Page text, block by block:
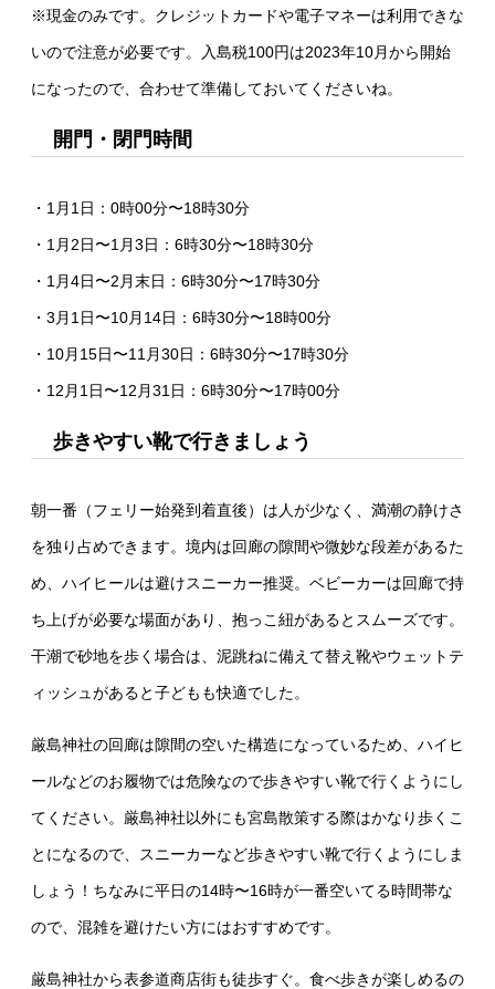
※現金のみです。クレジットカードや電子マネーは利用できな
いので注意が必要です。入島税100円は2023年10月から開始
になったので、合わせて準備しておいてくださいね。
開門・閉門時間
・1月1日：0時00分〜18時30分
・1月2日〜1月3日：6時30分〜18時30分
・1月4日〜2月末日：6時30分〜17時30分
・3月1日〜10月14日：6時30分〜18時00分
・10月15日〜11月30日：6時30分〜17時30分
・12月1日〜12月31日：6時30分〜17時00分
歩きやすい靴で行きましょう
朝一番（フェリー始発到着直後）は人が少なく、満潮の静けさ
を独り占めできます。境内は回廊の隙間や微妙な段差があるた
め、ハイヒールは避けスニーカー推奨。ベビーカーは回廊で持
ち上げが必要な場面があり、抱っこ紐があるとスムーズです。
干潮で砂地を歩く場合は、泥跳ねに備えて替え靴やウェットテ
ィッシュがあると子どもも快適でした。
厳島神社の回廊は隙間の空いた構造になっているため、ハイヒ
ールなどのお履物では危険なので歩きやすい靴で行くようにし
てください。厳島神社以外にも宮島散策する際はかなり歩くこ
とになるので、スニーカーなど歩きやすい靴で行くようにしま
しょう！ちなみに平日の14時〜16時が一番空いてる時間帯な
ので、混雑を避けたい方にはおすすめです。
厳島神社から表参道商店街も徒歩すぐ。食べ歩きが楽しめるの